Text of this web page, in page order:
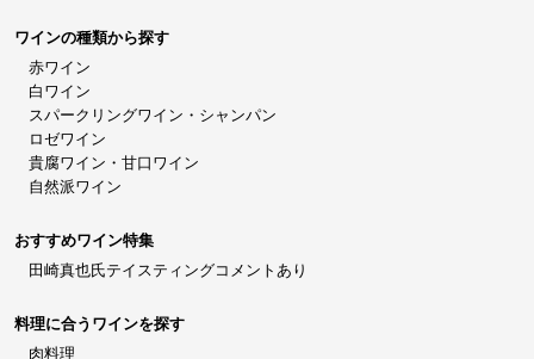
ワインの種類から探す
赤ワイン
白ワイン
スパークリングワイン・シャンパン
ロゼワイン
貴腐ワイン・甘口ワイン
自然派ワイン
おすすめワイン特集
田崎真也氏テイスティングコメントあり
料理に合うワインを探す
肉料理